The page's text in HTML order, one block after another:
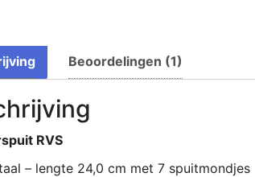
Beoordelingen (1)
RVS
– lengte 24,0 cm met 7 spuitmondjes